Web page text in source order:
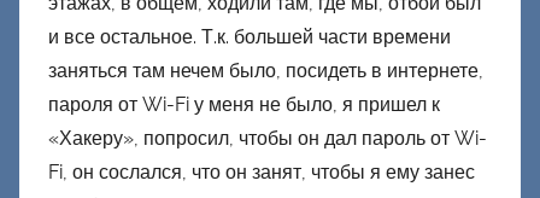
и все остальное. Т.к. большей части времени
заняться там нечем было, посидеть в интернете,
пароля от Wi-Fi у меня не было, я пришел к
«Хакеру», попросил, чтобы он дал пароль от Wi-
Fi, он сослался, что он занят, чтобы я ему занес